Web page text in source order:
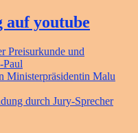
youtube
Preisurkunde und
Ministerpräsidentin Malu
durch Jury-Sprecher